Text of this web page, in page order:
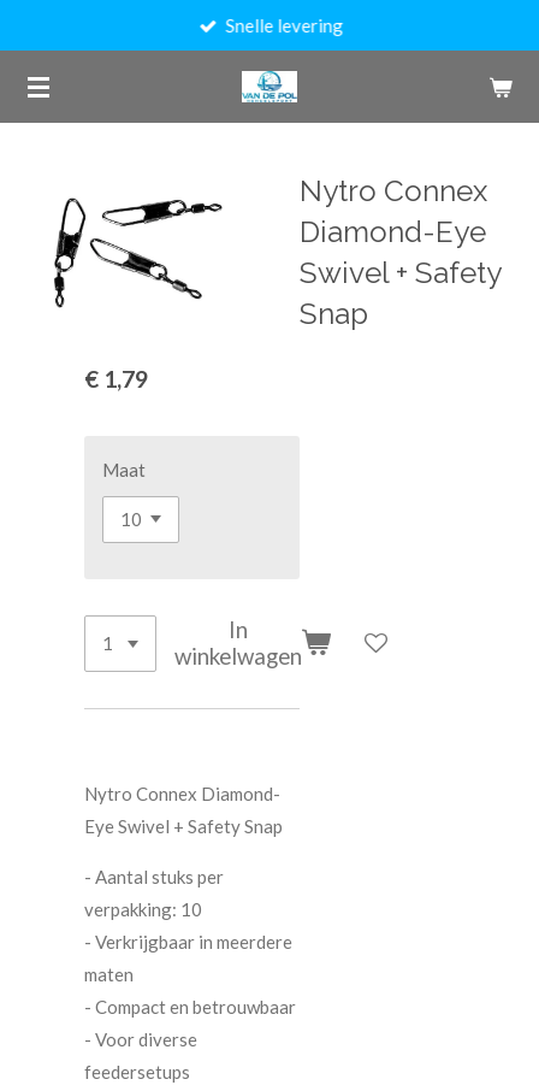
naar
de
Snelle levering
Nytro Connex
Diamond-Eye
Swivel + Safety
Snap
€ 1,79
Maat
In
winkelwagen
Nytro Connex Diamond-
Eye Swivel + Safety Snap
- Aantal stuks per
verpakking: 10
- Verkrijgbaar in meerdere
maten
- Compact en betrouwbaar
- Voor diverse
feedersetups